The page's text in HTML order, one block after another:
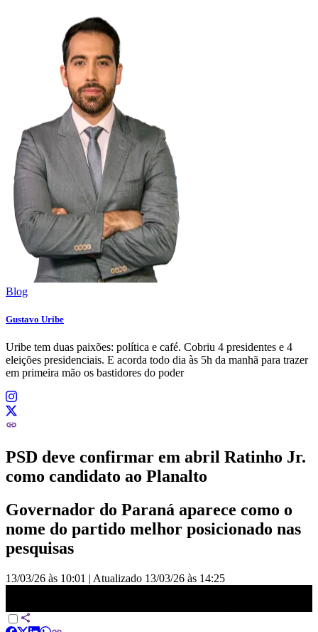
Blog
Gustavo Uribe
Uribe tem duas paixões: política e café. Cobriu 4 presidentes e 4
eleições presidenciais. E acorda todo dia às 5h da manhã para trazer
em primeira mão os bastidores do poder
PSD deve confirmar em abril Ratinho Jr.
como candidato ao Planalto
Governador do Paraná aparece como o
nome do partido melhor posicionado nas
pesquisas
13/03/26 às 10:01 | Atualizado 13/03/26 às 14:25